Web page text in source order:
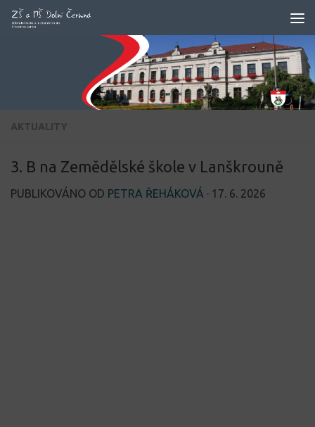
Skip to content
AKTUALITY
3. B na Zemědělské škole v Lanškrouně
PUBLIKOVÁNO OD PETRA ŘEHÁKOVÁ · 17. 6. 2026